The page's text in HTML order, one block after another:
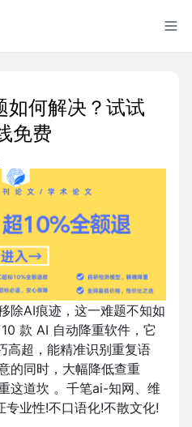
何解决？试试
免费
除AI痕迹，这一难题不知如
款 AI 自动降重软件，它
高超，能精准识别重复语
的同时，大幅降低查重
这道坎 。千笔ai-知网、维
业性!不口语化!不散文化!